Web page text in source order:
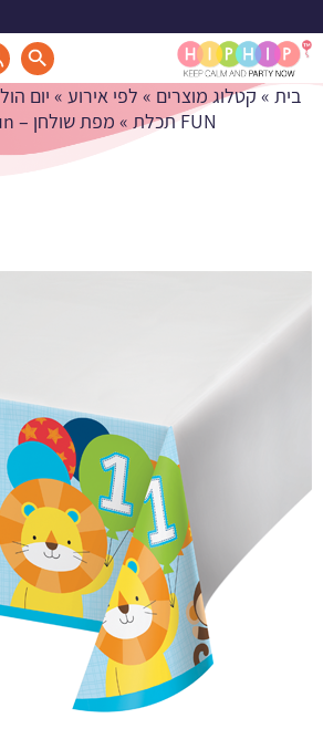
מפת שולחן - Fun תכלת
בית »קטלוג מוצרים » לפי אירוע » יום
FUN תכלת
» מפת שולחן – Fun תכלת